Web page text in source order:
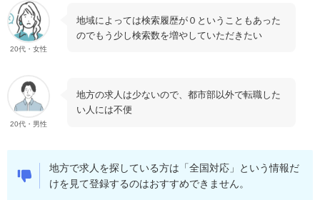
20代・女性
地域によっては検索履歴が０ということもあった
のでもう少し検索数を増やしていただきたい
20代・男性
地方の求人は少ないので、都市部以外で転職した
い人には不便
地方で求人を探している方は「全国対応」という情報だ
けを見て登録するのはおすすめできません。